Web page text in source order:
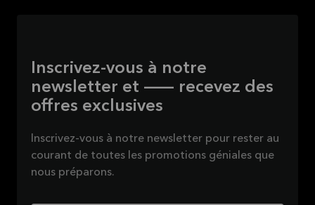
Inscrivez-vous à notre
newsletter et — recevez des
offres exclusives
Inscrivez-vous à notre newsletter pour rester au
courant de toutes les promotions géniales que
nous préparons.